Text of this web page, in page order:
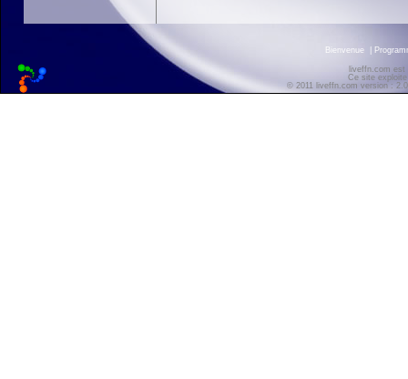
Bienvenue
liveffn.com est
Ce site
© 2011 liveffn.com version :